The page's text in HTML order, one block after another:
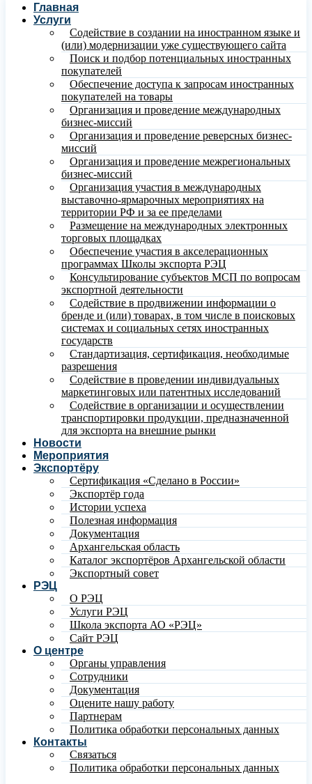
Главная
Услуги
Содействие в создании на иностранном языке и
(или) модернизации уже существующего сайта
Поиск и подбор потенциальных иностранных
покупателей
Обеспечение доступа к запросам иностранных
покупателей на товары
Организация и проведение международных
бизнес-миссий
Организация и проведение реверсных бизнес-
миссий
Организация и проведение межрегиональных
бизнес-миссий
Организация участия в международных
выставочно-ярмарочных мероприятиях на
территории РФ и за ее пределами
Размещение на международных электронных
торговых площадках
Обеспечение участия в акселерационных
программах Школы экспорта РЭЦ
Консультирование субъектов МСП по вопросам
экспортной деятельности
Содействие в продвижении информации о
бренде и (или) товарах, в том числе в поисковых
системах и социальных сетях иностранных
государств
Стандартизация, сертификация, необходимые
разрешения
Содействие в проведении индивидуальных
маркетинговых или патентных исследований
Содействие в организации и осуществлении
транспортировки продукции, предназначенной
для экспорта на внешние рынки
Новости
Мероприятия
Экспортёру
Сертификация «Сделано в России»
Экспортёр года
Истории успеха
Полезная информация
Документация
Архангельская область
Каталог экспортёров Архангельской области
Экспортный совет
РЭЦ
О РЭЦ
Услуги РЭЦ
Школа экспорта АО «РЭЦ»
Сайт РЭЦ
О центре
Органы управления
Сотрудники
Документация
Оцените нашу работу
Партнерам
Политика обработки персональных данных
Контакты
Связаться
Политика обработки персональных данных